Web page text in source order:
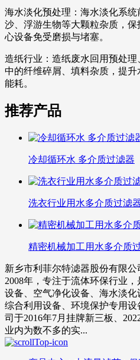
海水淡化预处理：海水淡化系
沙、浮游生物等大颗粒杂质，
心设备免受磨损与堵塞。
造纸行业：造纸废水回用预处
中的纤维碎屑、填料杂质，提
能耗。
推荐产品
冷却循环水 多介质过滤器
洗衣行业用水多介质过滤
精密机械加工用水多介质
新乡市利菲尔特滤器股份有限
2008年，专注于流体环保行业
设备、空气净化设备、海水淡
综合利用设备、环境保护专用
司于2016年7月挂牌新三板、
业内为数不多的实...